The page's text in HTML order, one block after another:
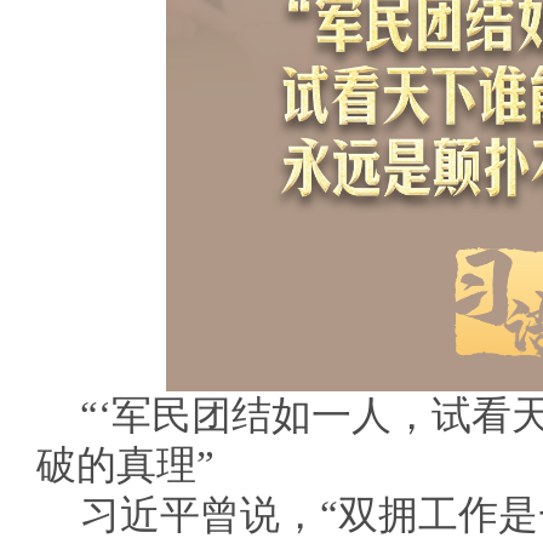
“‘军民团结如一人，试看
破的真理”
习近平曾说，“双拥工作